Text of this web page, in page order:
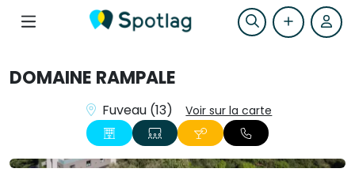
DOMAINE RAMPALE
Fuveau (13) Voir sur la carte